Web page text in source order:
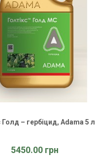
Голд – гербіцид, Adama 5 л
5450.00 грн